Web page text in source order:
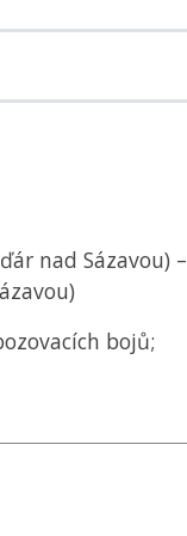
nad Sázavou) –
bojů;